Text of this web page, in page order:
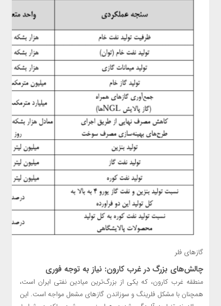
گازهای فلر
چالش‌های بزرگ در غرب کارون: نیاز به توجه فوری
منطقه غرب کارون، که یکی از بزرگ‌ترین میادین نفتی ایران است،
همچنان با مشکل فلرینگ و سوزاندن گازهای مشعل مواجه است. این